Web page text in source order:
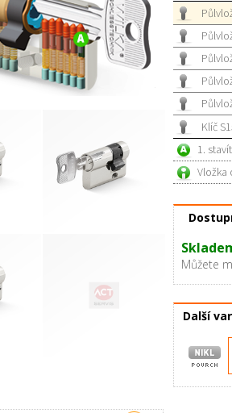
Klíč
1.
Vložka
Můžete
Další